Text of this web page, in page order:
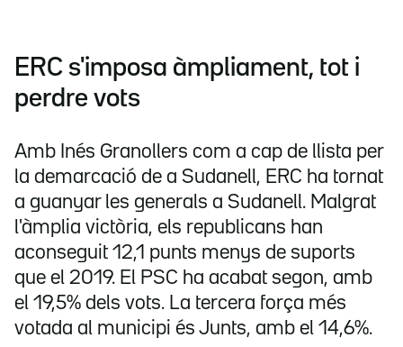
ERC s'imposa àmpliament, tot i
perdre vots
Amb Inés Granollers com a cap de llista per
la demarcació de a Sudanell, ERC ha tornat
a guanyar les generals a Sudanell. Malgrat
l'àmplia victòria, els republicans han
aconseguit 12,1 punts menys de suports
que el 2019. El PSC ha acabat segon, amb
el 19,5% dels vots. La tercera força més
votada al municipi és Junts, amb el 14,6%.